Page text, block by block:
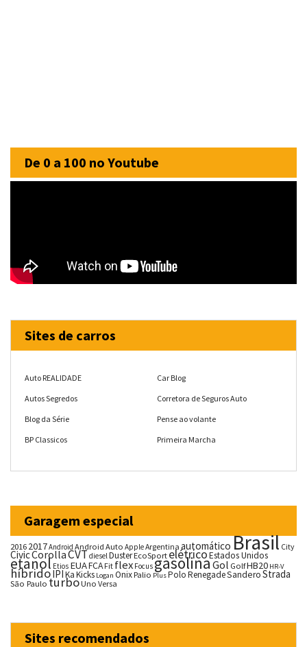
De 0 a 100 no Youtube
Sites de carros
Auto REALIDADE
Autos Segredos
Blog da Série
BP Classicos
Car Blog
Corretora de Seguros Auto
Pense ao volante
Primeira Marcha
Garagem especial
20162017Android Android Auto AppleArgentina automáticoBrasil City
CivicCorollaCVTdiesel DusterEcoSportelétricoEstados Unidos
etanol Etios EUAFCA Fit flex FocusgasolinaGol GolfHB20 HR-V
híbridoIPIKaKicks Logan OnixPalio PlusPoloRenegadeSanderoStrada
São Paulo turboUno Versa
Sites recomendados